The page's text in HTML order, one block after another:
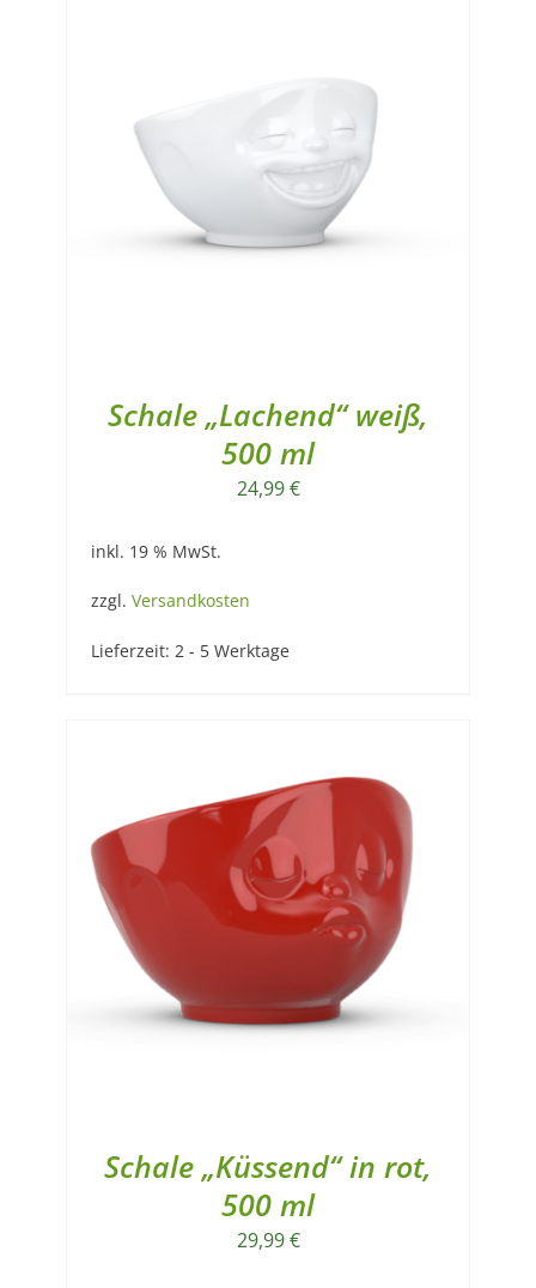
Schale „Lachend“ weiß,
500 ml
24,99€
inkl. 19 % MwSt.
zzgl. Versandkosten
Lieferzeit: 2 - 5 Werktage
Schale „Küssend“ in rot,
500 ml
29,99€